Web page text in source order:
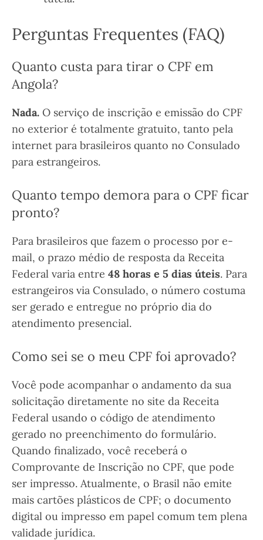
Perguntas Frequentes (FAQ)
Quanto custa para tirar o CPF em
Angola?
Nada. O serviço de inscrição e emissão do CPF
no exterior é totalmente gratuito, tanto pela
internet para brasileiros quanto no Consulado
para estrangeiros.
Quanto tempo demora para o CPF ficar
pronto?
Para brasileiros que fazem o processo por e-
mail, o prazo médio de resposta da Receita
Federal varia entre 48 horas e 5 dias úteis. Para
estrangeiros via Consulado, o número costuma
ser gerado e entregue no próprio dia do
atendimento presencial.
Como sei se o meu CPF foi aprovado?
Você pode acompanhar o andamento da sua
solicitação diretamente no site da Receita
Federal usando o código de atendimento
gerado no preenchimento do formulário.
Quando finalizado, você receberá o
Comprovante de Inscrição no CPF, que pode
ser impresso. Atualmente, o Brasil não emite
mais cartões plásticos de CPF; o documento
digital ou impresso em papel comum tem plena
validade jurídica.